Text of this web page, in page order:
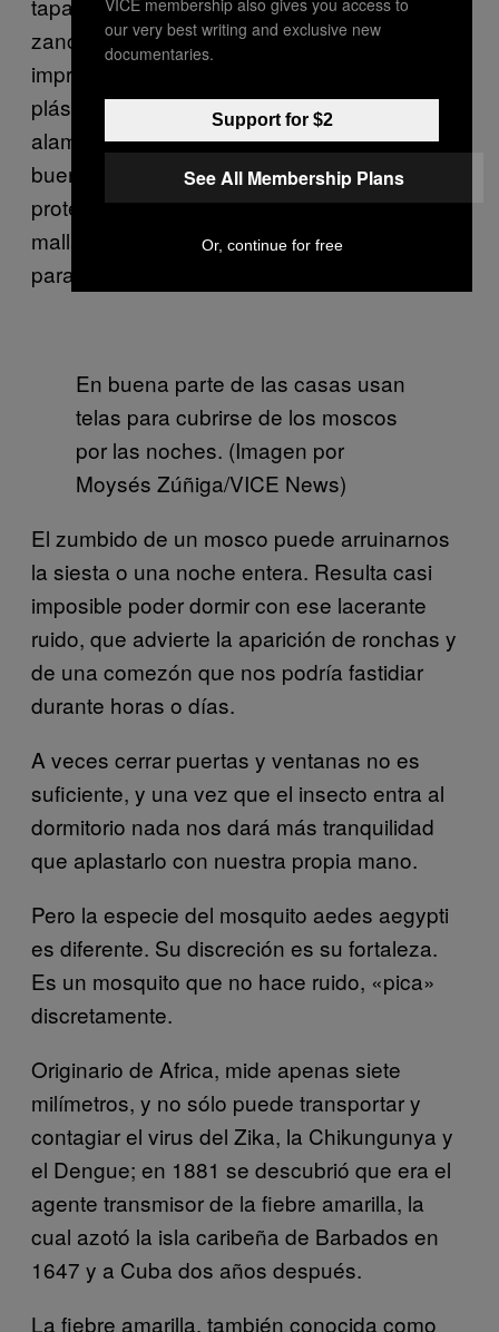
zancudo, y a los que no tienen tapa se les
improvisa una hecha con una bolsa de
plástico sujeta con lazos y reforzada con
alambres. Por la noches, antes de dormir,
buena parte de las familias del pueblo se
protegen con «pabellones», una especie de
malla sostenida del techo que cae y se estira
para cubrir las cuatro esquinas de su cama.
En buena parte de las casas usan
telas para cubrirse de los moscos
por las noches. (Imagen por
Moysés Zúñiga/VICE News)
El zumbido de un mosco puede arruinarnos
la siesta o una noche entera. Resulta casi
imposible poder dormir con ese lacerante
ruido, que advierte la aparición de ronchas y
de una comezón que nos podría fastidiar
durante horas o días.
A veces cerrar puertas y ventanas no es
suficiente, y una vez que el insecto entra al
dormitorio nada nos dará más tranquilidad
que aplastarlo con nuestra propia mano.
Pero la especie del mosquito aedes aegypti
es diferente. Su discreción es su fortaleza.
Es un mosquito que no hace ruido, «pica»
discretamente.
Originario de Africa, mide apenas siete
milímetros, y no sólo puede transportar y
contagiar el virus del Zika, la Chikungunya y
el Dengue; en 1881 se descubrió que era el
agente transmisor de la fiebre amarilla, la
cual azotó la isla caribeña de Barbados en
1647 y a Cuba dos años después.
La fiebre amarilla, también conocida como
our very best writing and exclusive new
documentaries.
Support for $2
See All Membership Plans
Or, continue for free